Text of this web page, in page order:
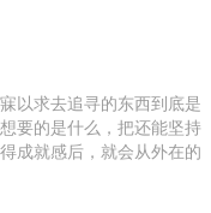
以求去追寻的东西到底是
要的是什么，把还能坚持
成就感后，就会从外在的